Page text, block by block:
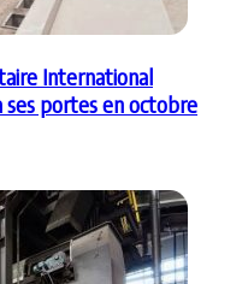
International
ses portes en octobre